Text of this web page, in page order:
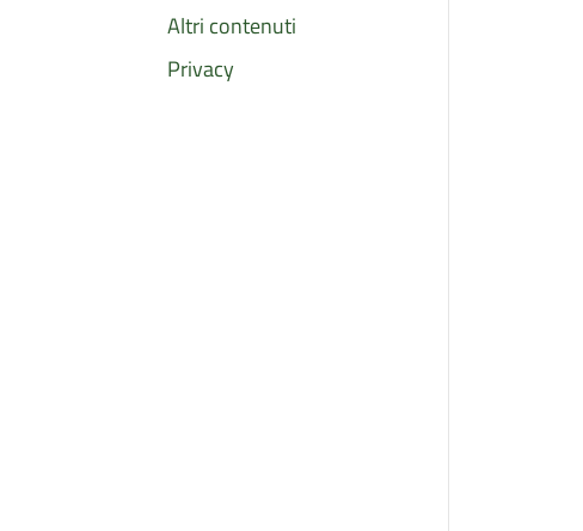
Altri contenuti
Privacy